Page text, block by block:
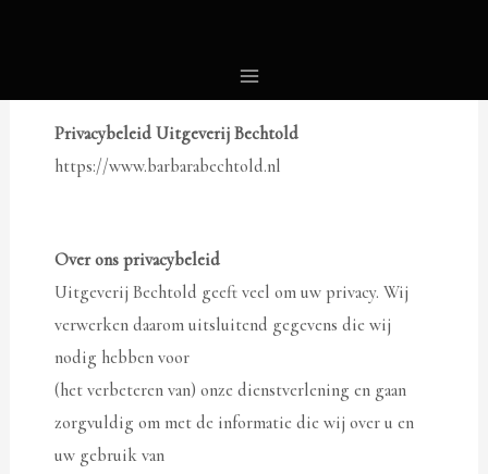
Privacybeleid Uitgeverij Bechtold
https://www.barbarabechtold.nl
Over ons privacybeleid
Uitgeverij Bechtold geeft veel om uw privacy. Wij
verwerken daarom uitsluitend gegevens die wij
nodig hebben voor
(het verbeteren van) onze dienstverlening en gaan
zorgvuldig om met de informatie die wij over u en
uw gebruik van